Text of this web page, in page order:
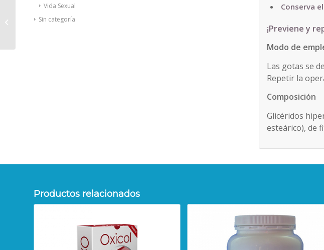
Vida Sexual
Sin categoría
Conserva
¡Previene y
Modo de
Las gotas se
Repetir la
Composición
Glicéridos
esteárico), de
Productos relacionados
Corpitol emulsión